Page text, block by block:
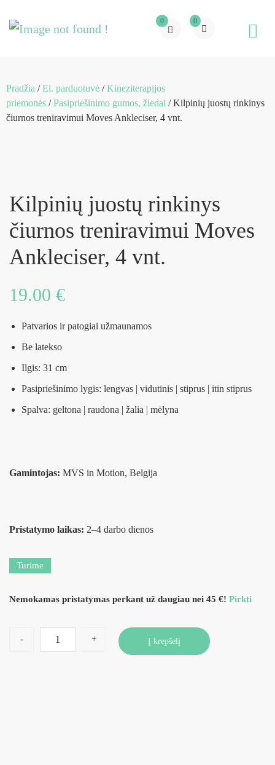
0 0
Pradžia /El. parduotuvė /Kineziterapijos
priemonės /Pasipriešinimo gumos, žiedai / Kilpinių juostų rinkinys
čiurnos treniravimui Moves Ankleciser, 4 vnt.
Kilpinių juostų rinkinys
čiurnos treniravimui Moves
Ankleciser, 4 vnt.
19.00 €
Patvarios ir patogiai užmaunamos
Be latekso
Ilgis: 31 cm
Pasipriešinimo lygis: lengvas | vidutinis | stiprus | itin stiprus
Spalva: geltona | raudona | žalia | mėlyna
Gamintojas: MVS in Motion, Belgija
Pristatymo laikas: 2–4 darbo dienos
Turime
Nemokamas pristatymas perkant už daugiau nei 45 €! Pirkti
- + Į krepšelį